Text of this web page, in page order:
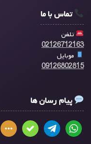
تماس با ما
تلفن
02126712163
موبایل
09126802815
پیام رسان ها